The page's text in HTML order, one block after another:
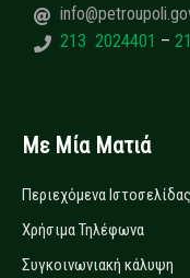
213 2024401 –
Με Μία Ματιά
Περιεχόμενα Ιστοσελίδας
Χρήσιμα Τηλέφωνα
Συγκοινωνιακή κάλυψη